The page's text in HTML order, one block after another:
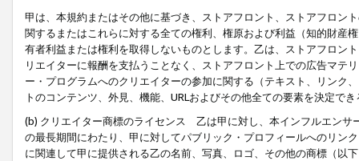
甲は、本規約またはその他に基づき、ストアフロント、ストアフロン
関するまたはこれらに対する全ての権利、権原および利益（知的財産
有者利益または権利を取得しないものとします。乙は、ストアフロン
リエイターに報酬を支払うことなく、ストアフロント上での広告マテ
ー・プログラムへのクリエイターの参加に関する（テキスト、リンク
トのコンテンツ、外見、機能、URLおよびその他全ての要素を決定で
(b) クリエイター商標のライセンス 乙は甲に対し、本インフルエンサ
の最長期間にわたり、甲に対してパブリック・プロフィールへのリン
に関連して甲に提供される乙の名前、写真、ロゴ、その他の商標（以